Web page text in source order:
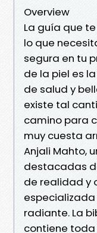
Overview
La guía que
lo que
segura en tu
de la piel es
de salud y
existe tal
camino para
muy cuesta
Anjali Mahto,
destacadas
de realidad y
radiante. La
contiene